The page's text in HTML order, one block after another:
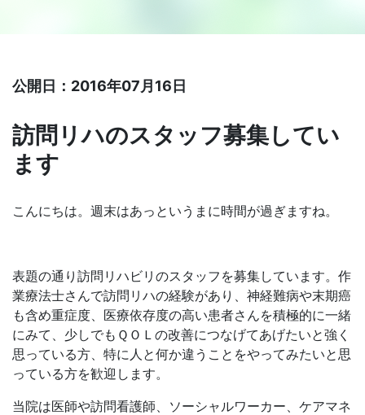
公開日：2016年07月16日
訪問リハのスタッフ募集してい
ます
こんにちは。週末はあっというまに時間が過ぎますね。
表題の通り訪問リハビリのスタッフを募集しています。作
業療法士さんで訪問リハの経験があり、神経難病や末期癌
も含め重症度、医療依存度の高い患者さんを積極的に一緒
にみて、少しでもＱＯＬの改善につなげてあげたいと強く
思っている方、特に人と何か違うことをやってみたいと思
っている方を歓迎します。
当院は医師や訪問看護師、ソーシャルワーカー、ケアマネ